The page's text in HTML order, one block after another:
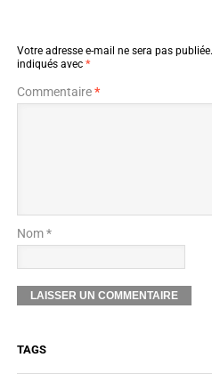
Votre adresse e-mail ne sera pas publiée.
indiqués avec *
Commentaire*
Nom *
TAGS